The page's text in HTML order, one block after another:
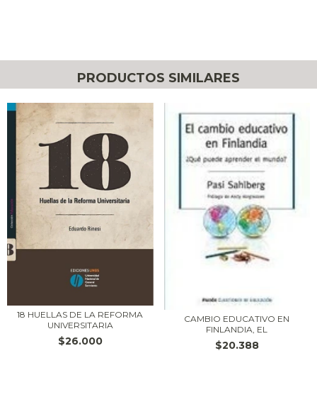
PRODUCTOS SIMILARES
18 HUELLAS DE LA REFORMA
UNIVERSITARIA
$26.000
CAMBIO EDUCATIVO EN
FINLANDIA, EL
$20.388